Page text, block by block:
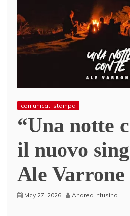
comunicati stampa
“Una notte
il nuovo
Ale Varrone
May 27, 2026 Andrea Infusino